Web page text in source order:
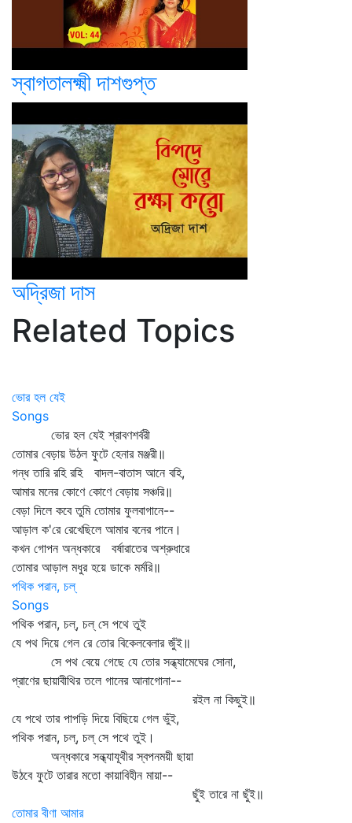
স্বাগতালক্ষ্মী দাশগুপ্ত
অদ্রিজা দাস
Related Topics
ভোর হল যেই
Songs
ভোর হল যেই শ্রাবণশর্বরী
তোমার বেড়ায় উঠল ফুটে হেনার মঞ্জরী॥
গন্ধ তারি রহি রহি বাদল-বাতাস আনে বহি,
আমার মনের কোণে কোণে বেড়ায় সঞ্চরি॥
বেড়া দিলে কবে তুমি তোমার ফুলবাগানে--
আড়াল ক'রে রেখেছিলে আমার বনের পানে।
কখন গোপন অন্ধকারে বর্ষারাতের অশ্রুধারে
তোমার আড়াল মধুর হয়ে ডাকে মর্মরি॥
পথিক পরান, চল্
Songs
পথিক পরান, চল্‌, চল্‌ সে পথে তুই
যে পথ দিয়ে গেল রে তোর বিকেলবেলার জুঁই॥
সে পথ বেয়ে গেছে যে তোর সন্ধ্যামেঘের সোনা,
প্রাণের ছায়াবীথির তলে গানের আনাগোনা--
রইল না কিছুই॥
যে পথে তার পাপড়ি দিয়ে বিছিয়ে গেল ভুঁই,
পথিক পরান, চল্‌, চল্‌ সে পথে তুই।
অন্ধকারে সন্ধ্যাযূথীর স্বপনময়ী ছায়া
উঠবে ফুটে তারার মতো কায়াবিহীন মায়া--
ছুঁই তারে না ছুঁই॥
তোমার বীণা আমার